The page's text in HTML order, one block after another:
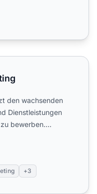
den wachsenden
Dienstleistungen
bewerben.
+3